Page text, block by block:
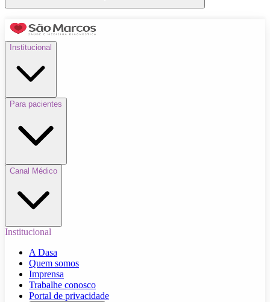
Institucional
Para pacientes
Canal Médico
Institucional
A Dasa
Quem somos
Imprensa
Trabalhe conosco
Portal de privacidade